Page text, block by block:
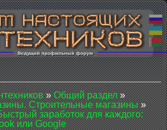
»Общий раздел»
Строительные магазины»
заработок для каждого:
или Google